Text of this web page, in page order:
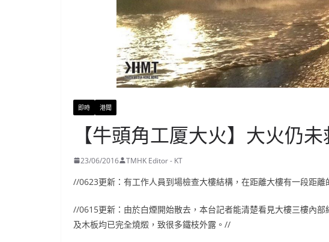
即時 港聞
【牛頭角工厦大火】大火仍
23/06/2016 TMHK Editor - KT
//0623更新：有工作人員到場檢查大樓結構，在距離大樓有一段距
//0615更新：由於白煙開始散去，本台記者能清楚看見大樓三樓內
及木板均已完全燒燬，致很多鐵枝外露。//